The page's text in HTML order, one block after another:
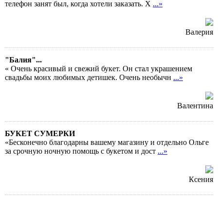
телефон занят был, когда хотели заказать. Х ...»
Валерия
"Балия"...
« Очень красивый и свежий букет. Он стал украшением
свадьбы моих любимых детишек. Очень необычн ...»
Валентина
БУКЕТ СУМЕРКИ
«Бесконечно благодарны вашему магазину и отдельно Ольге
за срочную ночную помощь с букетом и дост ...»
Ксения